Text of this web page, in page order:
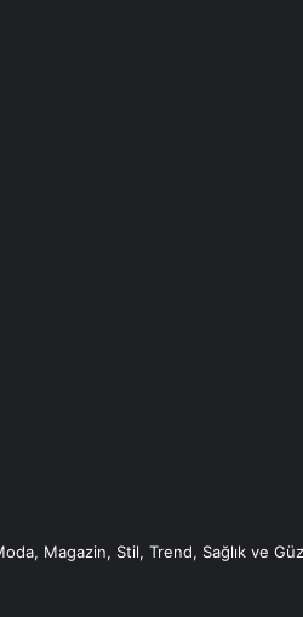
Magazin, Stil, Trend, Sağlık ve